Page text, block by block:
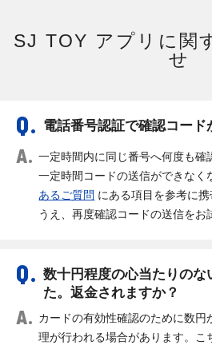
SJ TOY アプリに関
せ
電話番号認証で確認コード
一定時間内に同じ番号へ何度も確
一定時間コードの送信ができなく
あるご質問 にある項目を参考に
うえ、再度確認コードの送信をお
数十円程度の心当たりのな
た。返金されますか？
カードの有効性確認のために数円
理が行われる場合があります。こ